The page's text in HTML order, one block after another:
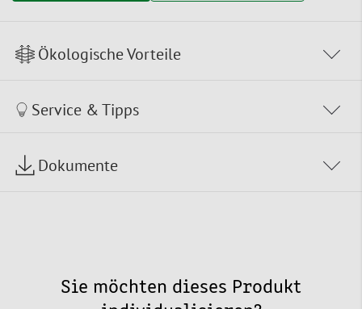
Ökologische Vorteile
Service & Tipps
Dokumente
Sie möchten dieses Produkt